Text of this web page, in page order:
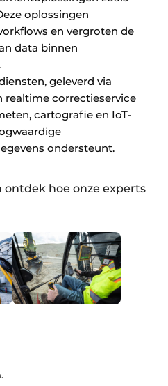
oplossingen
en vergroten de
data binnen
geleverd via
realtime correctieservice
cartografie en IoT-
ondersteunt.
ontdek hoe onze experts